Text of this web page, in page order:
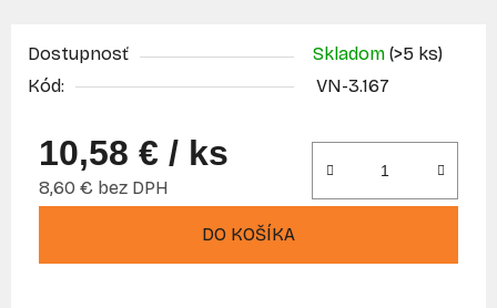
Dostupnosť Skladom (>5 ks)
Kód:
VN-3.167
10,58 € / ks
8,60 € bez DPH
DO KOŠÍKA